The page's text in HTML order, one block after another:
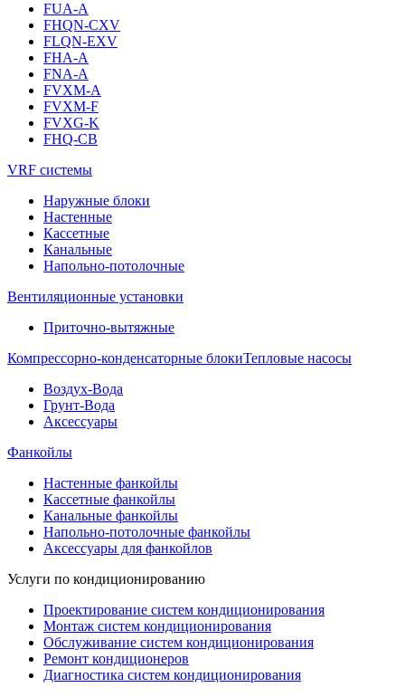
FUA-A
FHQN-CXV
FLQN-EXV
FHA-A
FNA-A
FVXM-A
FVXM-F
FVXG-K
FHQ-CB
VRF системы
Наружные блоки
Настенные
Кассетные
Канальные
Напольно-потолочные
Вентиляционные установки
Приточно-вытяжные
Компрессорно-конденсаторные блокиТепловые насосы
Воздух-Вода
Грунт-Вода
Аксессуары
Фанкойлы
Настенные фанкойлы
Кассетные фанкойлы
Канальные фанкойлы
Напольно-потолочные фанкойлы
Аксессуары для фанкойлов
Услуги по кондиционированию
Проектирование систем кондиционирования
Монтаж систем кондиционирования
Обслуживание систем кондиционирования
Ремонт кондиционеров
Диагностика систем кондиционирования